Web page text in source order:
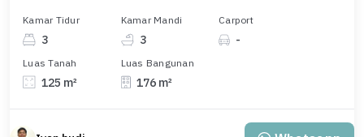
Kamar Tidur
3
Kamar Mandi
3
Carport
-
Luas Tanah
125 m²
Luas Bangunan
176 m²